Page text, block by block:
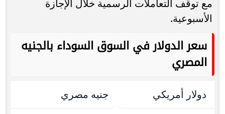
مع توقف التعاملات الرسمية خلال الإجازة
الأسبوعية.
سعر الدولار في السوق السوداء بالجنيه
المصري
دولار أمريكي جنيه مصري